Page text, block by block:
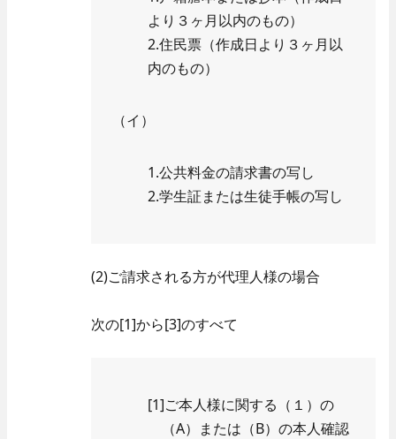
より３ヶ月以内のもの）
2.住民票（作成日より３ヶ月以
内のもの）
（イ）
1.公共料金の請求書の写し
2.学生証または生徒手帳の写し
(2)ご請求される方が代理人様の場合
次の[1]から[3]のすべて
[1]ご本人様に関する（１）の
（A）または（B）の本人確認